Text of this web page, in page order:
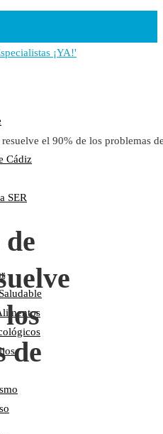
Ubrique
Cádiz
SER
el 90% de los problemas
de